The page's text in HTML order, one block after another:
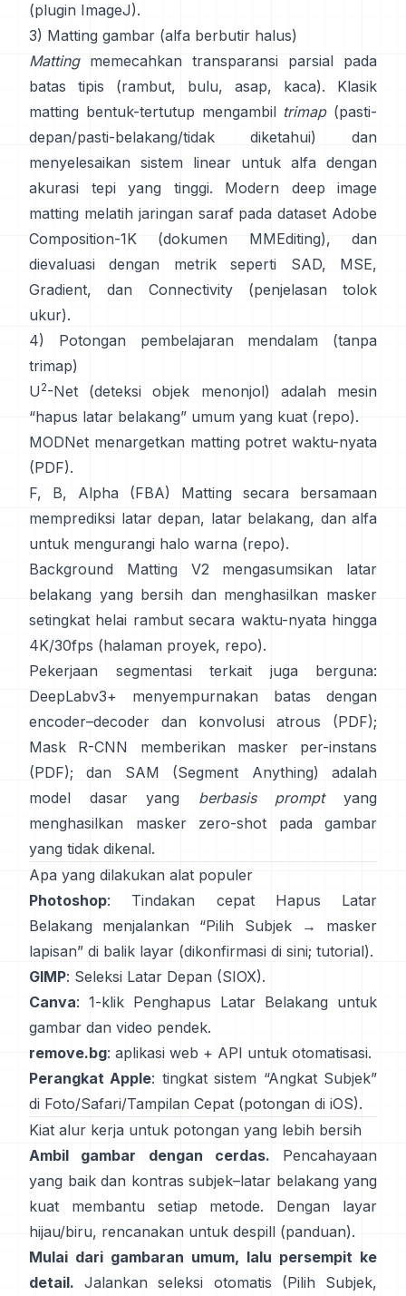
(plugin ImageJ).
3) Matting gambar (alfa berbutir halus)
Mattingmemecahkan transparansi parsial pada
batas tipis (rambut, bulu, asap, kaca). Klasik
matting bentuk-tertutup mengambil trimap(pasti-
depan/pasti-belakang/tidak diketahui) dan
menyelesaikan sistem linear untuk alfa dengan
akurasi tepi yang tinggi. Modern
deep image
matting melatih jaringan saraf pada dataset Adobe
Composition-1K (dokumen MMEditing), dan
dievaluasi dengan metrik seperti
SAD, MSE,
Gradient, dan Connectivity (penjelasan tolok
ukur).
4) Potongan pembelajaran mendalam (tanpa
trimap)
U 2-Net (deteksi objek menonjol) adalah mesin
“hapus latar belakang” umum yang kuat (repo).
MODNet menargetkan matting potret waktu-nyata
(PDF).
F, B, Alpha (FBA) Matting secara bersamaan
memprediksi latar depan, latar belakang, dan alfa
untuk mengurangi halo warna (repo).
Background Matting V2 mengasumsikan latar
belakang yang bersih dan menghasilkan masker
setingkat helai rambut secara waktu-nyata hingga
4K/30fps (halaman proyek, repo).
Pekerjaan segmentasi terkait juga berguna:
DeepLabv3+ menyempurnakan batas dengan
encoder–decoder dan konvolusi atrous
(PDF);
Mask R-CNN
memberikan masker per-instans
(PDF); dan SAM (Segment Anything) adalah
model dasar yang
berbasis promptyang
menghasilkan masker zero-shot pada gambar
yang tidak dikenal.
Apa yang dilakukan alat populer
Photoshop: Tindakan cepat Hapus Latar
Belakang menjalankan “Pilih Subjek → masker
lapisan” di balik layar (dikonfirmasi di sini; tutorial).
GIMP: Seleksi Latar Depan (SIOX).
Canva: 1-klik Penghapus Latar Belakang untuk
gambar dan video pendek.
remove.bg: aplikasi web + API untuk otomatisasi.
Perangkat Apple: tingkat sistem “Angkat Subjek”
di Foto/Safari/Tampilan Cepat (potongan di iOS).
Kiat alur kerja untuk potongan yang lebih bersih
Ambil gambar dengan cerdas. Pencahayaan
yang baik dan kontras subjek–latar belakang yang
kuat membantu setiap metode. Dengan layar
hijau/biru, rencanakan untuk despill (panduan).
Mulai dari gambaran umum, lalu persempit ke
detail. Jalankan seleksi otomatis (Pilih Subjek,